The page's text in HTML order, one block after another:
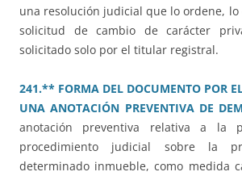
una resolución judicial que lo ordene, lo
solicitud de cambio de carácter
solicitado solo por el titular registral.
241.** FORMA DEL DOCUMENTO POR
UNA ANOTACIÓN PREVENTIVA DE
anotación preventiva relativa a la
procedimiento judicial sobre la
determinado inmueble, como medida